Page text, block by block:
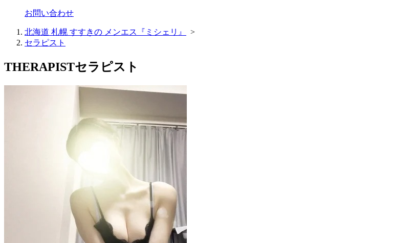
お問い合わせ
北海道 札幌 すすきの メンエス『ミシェリ』
>
セラピスト
THERAPISTセラピスト